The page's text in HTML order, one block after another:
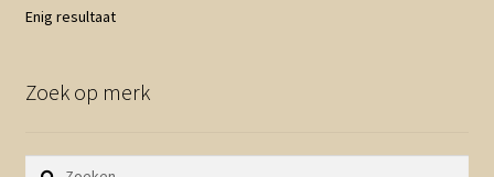
Enig resultaat
Zoek op merk
Zoeken